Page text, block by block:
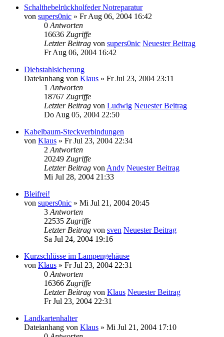
Schalthebelrückholfeder Notreparatur
von supers0nic » Fr Aug 06, 2004 16:42
0 Antworten
16636 Zugriffe
Letzter Beitrag von supers0nic Neuester Beitrag
Fr Aug 06, 2004 16:42
Diebstahlsicherung
Dateianhang von Klaus » Fr Jul 23, 2004 23:11
1 Antworten
18767 Zugriffe
Letzter Beitrag von Ludwig Neuester Beitrag
Do Aug 05, 2004 22:50
Kabelbaum-Steckverbindungen
von Klaus » Fr Jul 23, 2004 22:34
2 Antworten
20249 Zugriffe
Letzter Beitrag von Andy Neuester Beitrag
Mi Jul 28, 2004 21:33
Bleifrei!
von supers0nic » Mi Jul 21, 2004 20:45
3 Antworten
22535 Zugriffe
Letzter Beitrag von sven Neuester Beitrag
Sa Jul 24, 2004 19:16
Kurzschlüsse im Lampengehäuse
von Klaus » Fr Jul 23, 2004 22:31
0 Antworten
16366 Zugriffe
Letzter Beitrag von Klaus Neuester Beitrag
Fr Jul 23, 2004 22:31
Landkartenhalter
Dateianhang von Klaus » Mi Jul 21, 2004 17:10